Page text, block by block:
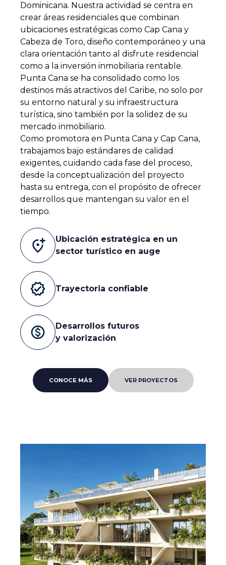
Dominicana. Nuestra actividad se centra en
crear áreas residenciales que combinan
ubicaciones estratégicas como Cap Cana y
Cabeza de Toro, diseño contemporáneo y una
clara orientación tanto al disfrute residencial
como a la inversión inmobiliaria rentable.
Punta Cana se ha consolidado como los
destinos más atractivos del Caribe, no solo por
su entorno natural y su infraestructura
turística, sino también por la solidez de su
mercado inmobiliario.
Como promotora en Punta Cana y Cap Cana,
trabajamos bajo estándares de calidad
exigentes, cuidando cada fase del proceso,
desde la conceptualización del proyecto
hasta su entrega, con el propósito de ofrecer
desarrollos que mantengan su valor en el
tiempo.
add_location_alt
Ubicación estratégica en un
sector turístico en auge
verified Trayectoria confiable
monetization_on
Desarrollos futuros
y valorización
CONOCE MÁS VER PROYECTOS